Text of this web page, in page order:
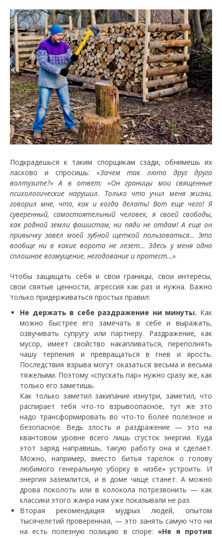
Подкрадешься к таким спорщикам сзади, обнимешь их
ласково и спросишь: «Зачем так люто друг друга
волтузите?» А в ответ: «Он границы мои священные
психологические нарушил. Только что учил меня жизни,
говорил мне, что, как и когда делать! Вот еще чего! Я
суверенный, самостоятельный человек, я своей свободы,
как родной земли фашистам, ни пяди не отдам! А еще он
привычку завел моей зубной щеткой пользоваться… Это
вообще ни в какие ворота не лезет… Здесь у меня одно
сплошное возмущение, негодование и протест…»
Чтобы защищать себя и свои границы, свои интересы,
свои святые ценности, агрессия как раз и нужна. Важно
только придерживаться простых правил:
Не держать в себе раздражение ни минуты. Как
можно быстрее его замечать в себе и выражать,
озвучивать супругу или партнеру. Раздражение, как
мусор, имеет свойство накапливаться, переполнять
чашу терпения и превращаться в гнев и ярость.
Последствия взрыва могут оказаться весьма и весьма
тяжелыми. Поэтому «спускать пар» нужно сразу же, как
только его заметишь.
Как только заметил закипание изнутри, заметил, что
распирает тебя что-то взрывоопасное, тут же это
надо трансформировать во что-то более полезное и
безопасное. Ведь злость и раздражение — это на
квантовом уровне всего лишь сгусток энергии. Куда
этот заряд направишь, такую работу она и сделает.
Можно, например, вместо битья тарелок о голову
любимого генеральную уборку в «избе» устроить. И
энергия заземлится, и в доме чище станет. А можно
дрова поколоть или в колокола потрезвонить — как
классики этого жанра нам уже показывали не раз.
Вторая рекомендация мудрых людей, опытом
тысячелетий проверенная, — это занять самую что ни
на есть полезную позицию в споре: «Не я против